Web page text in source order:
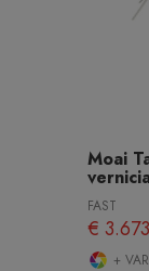
Moai
FAST
€
+